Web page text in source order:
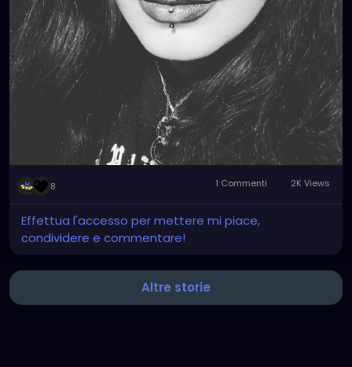
8 1 Commenti 2K Views
Effettua l'accesso per mettere mi piace,
condividere e commentare!
Altre storie